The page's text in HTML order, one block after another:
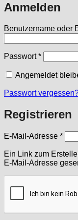
Anmelden
Benutzername oder
Passwort*Erforderlich
Angemeldet
Passwort
Registrieren
E-Mail-Adresse *
Ein Link zum
E-Mail-Adresse